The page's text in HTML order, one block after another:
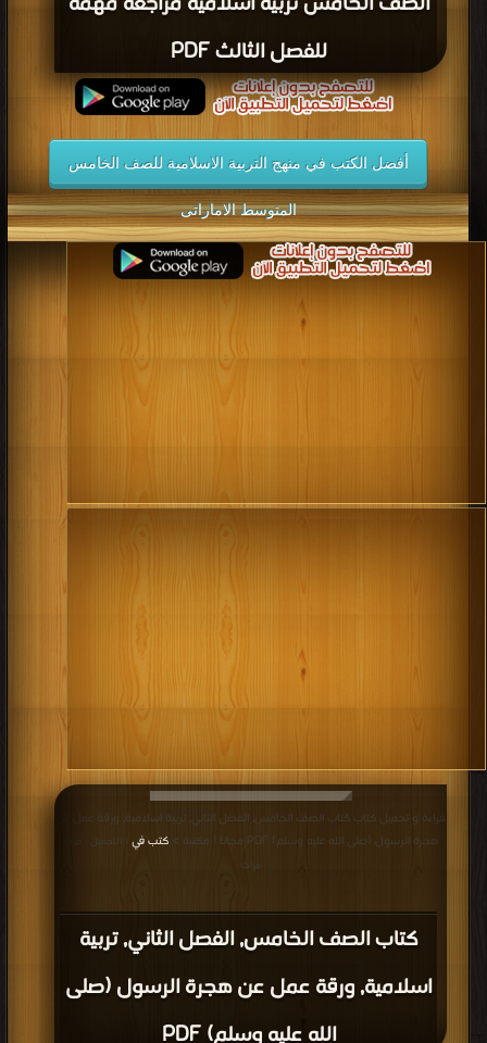
للفصل الثالث PDF
أفضل الكتب في منهج التربية الاسلامية للصف الخامس
المتوسط الاماراتى
كتاب الصف الخامس, الفصل الثاني, تربية
اسلامية, ورقة عمل عن هجرة الرسول (صلى
قراءة و تحميل كتاب كتاب الصف الخامس, الفصل الثاني, تربية اسلامية, ورقة عمل عن
هجرة الرسول (صلى الله عليه وسلم) PDF مجانا | مكتبة >
كتب في
| التحميل : مرة/
مرات